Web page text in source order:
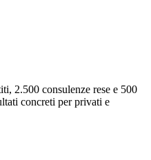
2.500 consulenze rese e 500
concreti per privati e